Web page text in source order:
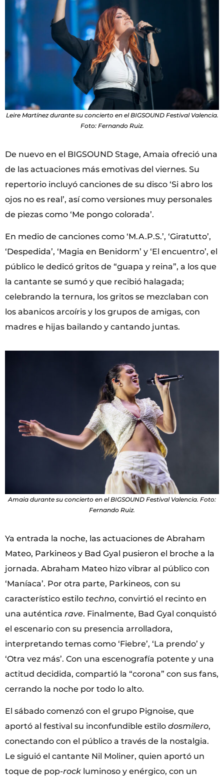
Leire Martínez durante su concierto en el BIGSOUND Festival Valencia.
Foto: Fernando Ruiz.
De nuevo en el BIGSOUND Stage, Amaia ofreció una
de las actuaciones más emotivas del viernes. Su
repertorio incluyó canciones de su disco ‘Si abro los
ojos no es real’, así como versiones muy personales
de piezas como ‘Me pongo colorada’.
En medio de canciones como ‘M.A.P.S.’, ‘Giratutto’,
‘Despedida’, ‘Magia en Benidorm’ y ‘El encuentro’, el
público le dedicó gritos de “guapa y reina”, a los que
la cantante se sumó y que recibió halagada;
celebrando la ternura, los gritos se mezclaban con
los abanicos arcoíris y los grupos de amigas, con
madres e hijas bailando y cantando juntas.
Amaia durante su concierto en el BIGSOUND Festival Valencia. Foto:
Fernando Ruiz.
Ya entrada la noche, las actuaciones de Abraham
Mateo, Parkineos y Bad Gyal pusieron el broche a la
jornada. Abraham Mateo hizo vibrar al público con
‘Maníaca’. Por otra parte, Parkineos, con su
característico estilo techno, convirtió el recinto en
una auténtica rave. Finalmente, Bad Gyal conquistó
el escenario con su presencia arrolladora,
interpretando temas como ‘Fiebre’, ‘La prendo’ y
‘Otra vez más’. Con una escenografía potente y una
actitud decidida, compartió la “corona” con sus fans,
cerrando la noche por todo lo alto.
El sábado comenzó con el grupo Pignoise, que
aportó al festival su inconfundible estilo dosmilero,
conectando con el público a través de la nostalgia.
Le siguió el cantante Nil Moliner, quien aportó un
toque de pop-rock luminoso y enérgico, con un